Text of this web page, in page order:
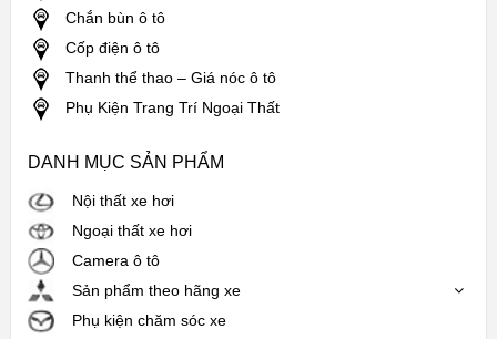
Chắn bùn ô tô
Cốp điện ô tô
Thanh thể thao – Giá nóc ô tô
Phụ Kiện Trang Trí Ngoại Thất
DANH MỤC SẢN PHẨM
Nội thất xe hơi
Ngoại thất xe hơi
Camera ô tô
Sản phẩm theo hãng xe
Phụ kiện chăm sóc xe